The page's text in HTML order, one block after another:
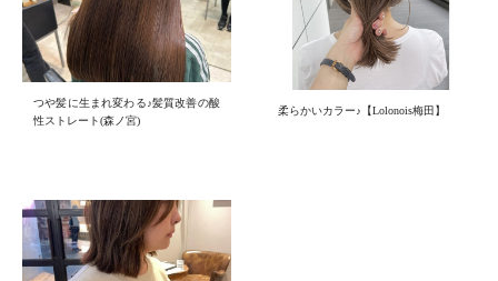
つや髪に生まれ変わる♪髪質改善の酸
性ストレート(森ノ宮)
柔らかいカラー♪【Lolonois梅田】